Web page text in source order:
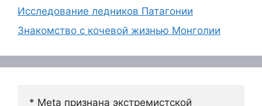
Исследование ледников Патагонии
Знакомство с кочевой жизнью Монголии
* Meta признана экстремистской